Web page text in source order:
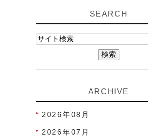
SEARCH
ARCHIVE
2026年08月
2026年07月